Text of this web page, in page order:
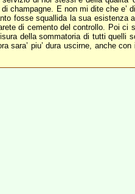
champagne. E non mi dite che e’
fosse squallida la sua esistenza
di cemento del controllo. Poi
della sommatoria di tutti quelli
sara’ piu’ dura uscirne, anche